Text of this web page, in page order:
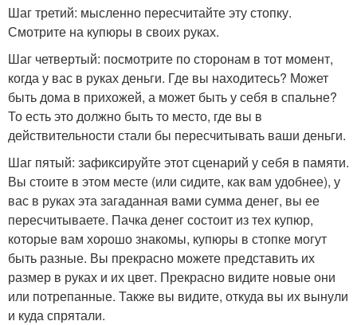
Шаг третий: мысленно пересчитайте эту стопку.
Смотрите на купюры в своих руках.
Шаг четвертый: посмотрите по сторонам в тот момент,
когда у вас в руках деньги. Где вы находитесь? Может
быть дома в прихожей, а может быть у себя в спальне?
То есть это должно быть то место, где вы в
действительности стали бы пересчитывать ваши деньги.
Шаг пятый: зафиксируйте этот сценарий у себя в памяти.
Вы стоите в этом месте (или сидите, как вам удобнее), у
вас в руках эта загаданная вами сумма денег, вы ее
пересчитываете. Пачка денег состоит из тех купюр,
которые вам хорошо знакомы, купюры в стопке могут
быть разные. Вы прекрасно можете представить их
размер в руках и их цвет. Прекрасно видите новые они
или потрепанные. Также вы видите, откуда вы их вынули
и куда спрятали.